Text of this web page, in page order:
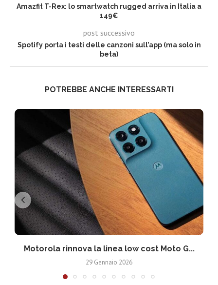
Amazfit T-Rex: lo smartwatch rugged arriva in Italia a
149€
post successivo
Spotify porta i testi delle canzoni sull’app (ma solo in
beta)
POTREBBE ANCHE INTERESSARTI
Motorola rinnova la linea low cost Moto G...
29 Gennaio 2026